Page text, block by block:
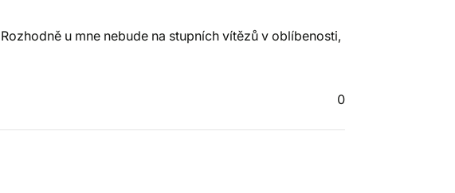
u mne nebude na stupních vítězů v oblíbenosti,
0